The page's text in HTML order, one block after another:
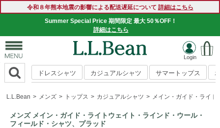
令和８年熊本地震の影響による配送遅延について 詳細はこちら
Summer Special Price 期間限定 最大 50％OFF！
詳細はこちら
ドレスシャツ カジュアルシャツ サマートップス
L.L.Bean メンズ トップス カジュアルシャツ メイン・ガイド・ライ
メンズ メイン・ガイド・ライトウェイト・ラインド・ウール・
フィールド・シャツ、プラッド